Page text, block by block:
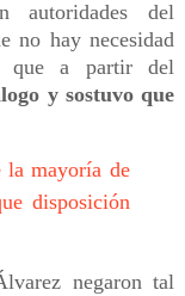
autoridades del
no hay necesidad
que a partir del
y sostuvo que
la mayoría de
disposición
negaron tal